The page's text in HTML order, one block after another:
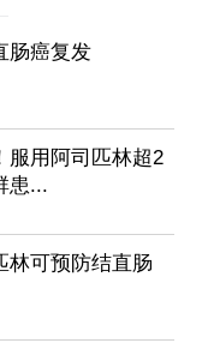
肠癌复发
服用阿司匹林超2
患...
林可预防结直肠